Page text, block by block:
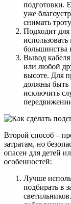
подготовки.
уже
снимать
Подходит
большинства
Вывод кабеля
или любой
высоте. Для
должны быть
исключить
Второй способ –
затратам, но
опасен для детей
особенностей:
Лучше
подбирать в